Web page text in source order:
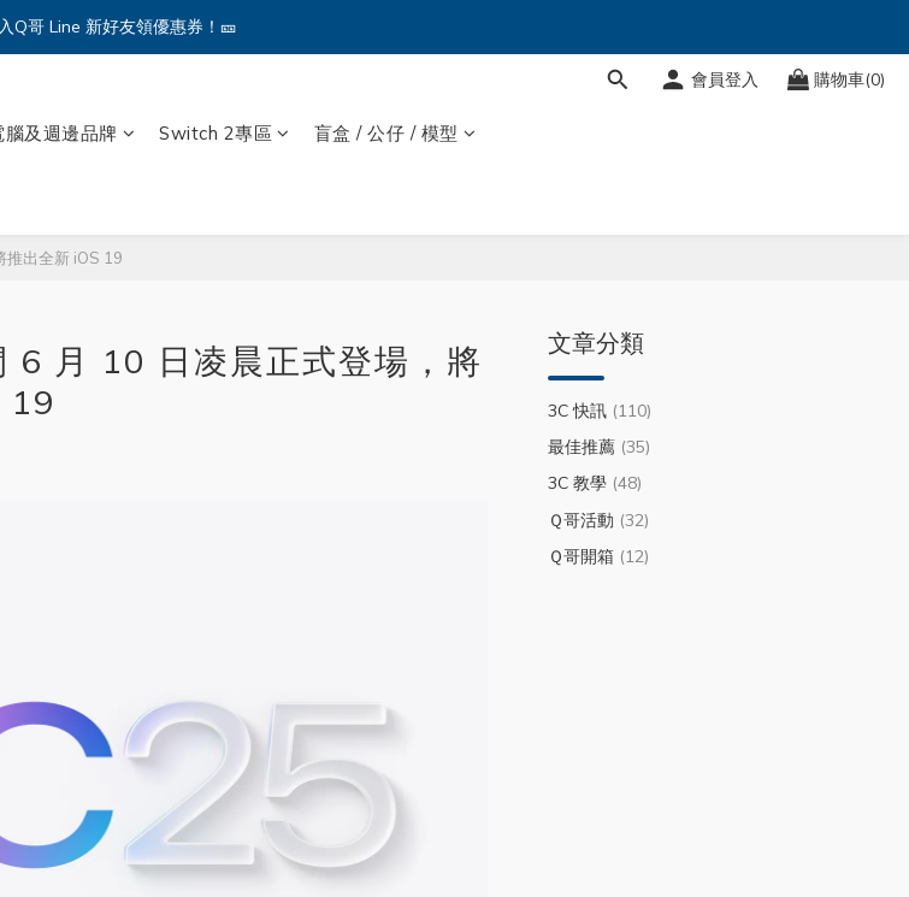
17 全系列熱銷中🔥點我購買 — !
Q哥 Line 新好友領優惠券！🎫
會員登入 購物車(0)
腦及週邊品牌 Switch 2專區 盲盒 / 公仔 / 模型
推出全新 iOS 19
月 10 日凌晨正式登場，將
19
文章分類
3C 快訊 (110)
最佳推薦 (35)
3C 教學 (48)
Ｑ哥活動 (32)
Ｑ哥開箱 (12)